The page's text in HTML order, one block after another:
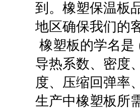
到。橡塑保温板
地区确保我们的
橡塑板的学名是
导热系数、密度
度、压缩回弹率
生产中橡塑板所